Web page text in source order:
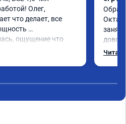
Олег,
что делает, все
ощущение что
жить на более
на желание
затупы при
60 до 100 км. Одним